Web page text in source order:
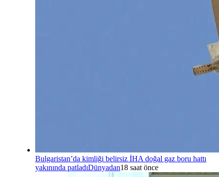
Bulgaristan’da kimliği belirsiz İHA doğal gaz boru hattı
yakınında patladıDünyadan18 saat önce